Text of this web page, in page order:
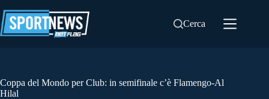
al
contenuto
Cerca
Coppa del Mondo per Club: in semifinale c’è Flamengo-Al
Hilal